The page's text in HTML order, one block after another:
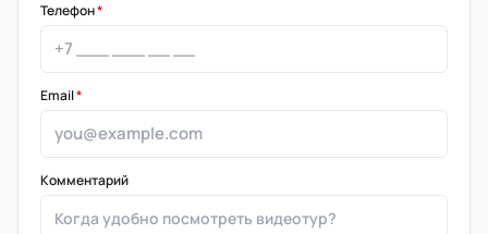
Телефон*
Email*
Комментарий